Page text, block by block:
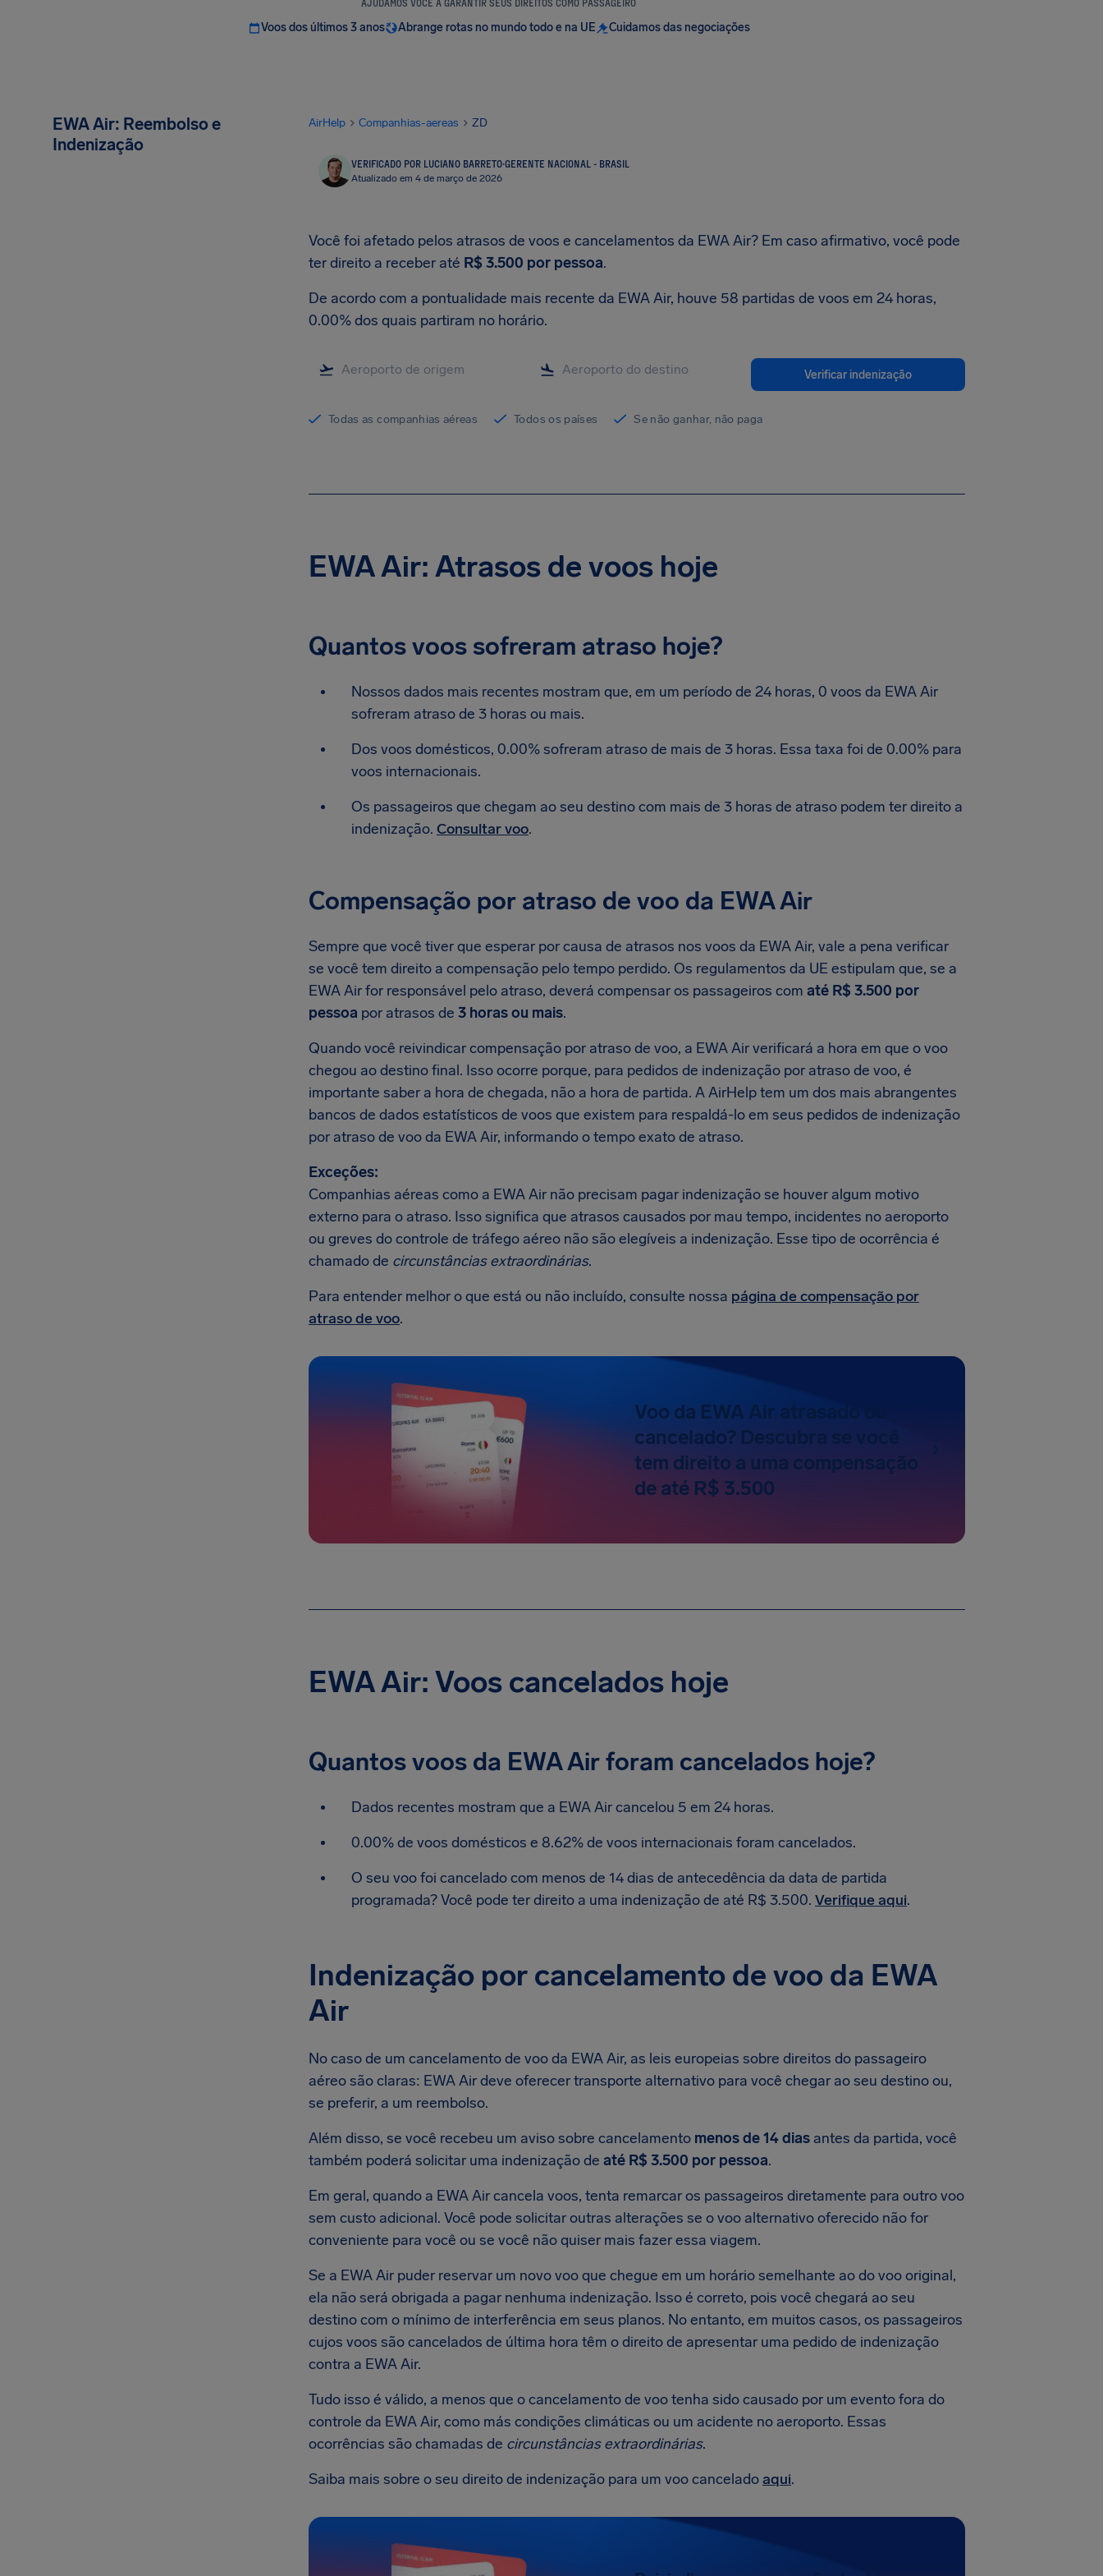
AJUDAMOS VOCÊ A GARANTIR SEUS DIREITOS COMO PASSAGEIRO
Voos dos últimos 3 anos Abrange rotas no mundo todo e na UE Cuidamos das negociações
EWA Air: Reembolso e
Indenização
AirHelp Companhias-aereas ZD
VERIFICADO POR LUCIANO BARRETO·GERENTE NACIONAL - BRASIL
Atualizado em 4 de março de 2026
Você foi afetado pelos atrasos de voos e cancelamentos da EWA Air? Em caso afirmativo, você pode
ter direito a receber até R$ 3.500 por pessoa.
De acordo com a pontualidade mais recente da EWA Air, houve 58 partidas de voos em 24 horas,
0.00% dos quais partiram no horário.
Verificar indenização
Todas as companhias aéreas Todos os países Se não ganhar, não paga
EWA Air: Atrasos de voos hoje
Quantos voos sofreram atraso hoje?
Nossos dados mais recentes mostram que, em um período de 24 horas, 0 voos da EWA Air
sofreram atraso de 3 horas ou mais.
Dos voos domésticos, 0.00% sofreram atraso de mais de 3 horas. Essa taxa foi de 0.00% para
voos internacionais.
Os passageiros que chegam ao seu destino com mais de 3 horas de atraso podem ter direito a
indenização. Consultar voo.
Compensação por atraso de voo da EWA Air
Sempre que você tiver que esperar por causa de atrasos nos voos da EWA Air, vale a pena verificar
se você tem direito a compensação pelo tempo perdido. Os regulamentos da UE estipulam que, se a
EWA Air for responsável pelo atraso, deverá compensar os passageiros com até R$ 3.500 por
pessoa por atrasos de 3 horas ou mais.
Quando você reivindicar compensação por atraso de voo, a EWA Air verificará a hora em que o voo
chegou ao destino final. Isso ocorre porque, para pedidos de indenização por atraso de voo, é
importante saber a hora de chegada, não a hora de partida. A AirHelp tem um dos mais abrangentes
bancos de dados estatísticos de voos que existem para respaldá-lo em seus pedidos de indenização
por atraso de voo da EWA Air, informando o tempo exato de atraso.
Exceções:
Companhias aéreas como a EWA Air não precisam pagar indenização se houver algum motivo
externo para o atraso. Isso significa que atrasos causados por mau tempo, incidentes no aeroporto
ou greves do controle de tráfego aéreo não são elegíveis a indenização. Esse tipo de ocorrência é
chamado de circunstâncias extraordinárias.
Para entender melhor o que está ou não incluído, consulte nossa página de compensação por
atraso de voo.
Voo da EWA Air atrasado ou
cancelado? Descubra se você
tem direito a uma compensação
de até R$ 3.500
EWA Air: Voos cancelados hoje
Quantos voos da EWA Air foram cancelados hoje?
Dados recentes mostram que a EWA Air cancelou 5 em 24 horas.
0.00% de voos domésticos e 8.62% de voos internacionais foram cancelados.
O seu voo foi cancelado com menos de 14 dias de antecedência da data de partida
programada? Você pode ter direito a uma indenização de até R$ 3.500. Verifique aqui.
Indenização por cancelamento de voo da EWA
Air
No caso de um cancelamento de voo da EWA Air, as leis europeias sobre direitos do passageiro
aéreo são claras: EWA Air deve oferecer transporte alternativo para você chegar ao seu destino ou,
se preferir, a um reembolso.
Além disso, se você recebeu um aviso sobre cancelamento menos de 14 dias antes da partida, você
também poderá solicitar uma indenização de até R$ 3.500 por pessoa.
Em geral, quando a EWA Air cancela voos, tenta remarcar os passageiros diretamente para outro voo
sem custo adicional. Você pode solicitar outras alterações se o voo alternativo oferecido não for
conveniente para você ou se você não quiser mais fazer essa viagem.
Se a EWA Air puder reservar um novo voo que chegue em um horário semelhante ao do voo original,
ela não será obrigada a pagar nenhuma indenização. Isso é correto, pois você chegará ao seu
destino com o mínimo de interferência em seus planos. No entanto, em muitos casos, os passageiros
cujos voos são cancelados de última hora têm o direito de apresentar uma pedido de indenização
contra a EWA Air.
Tudo isso é válido, a menos que o cancelamento de voo tenha sido causado por um evento fora do
controle da EWA Air, como más condições climáticas ou um acidente no aeroporto. Essas
ocorrências são chamadas de circunstâncias extraordinárias.
Saiba mais sobre o seu direito de indenização para um voo canceladoaqui.